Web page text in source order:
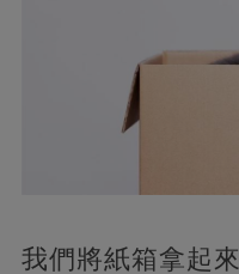
我們將紙箱拿起